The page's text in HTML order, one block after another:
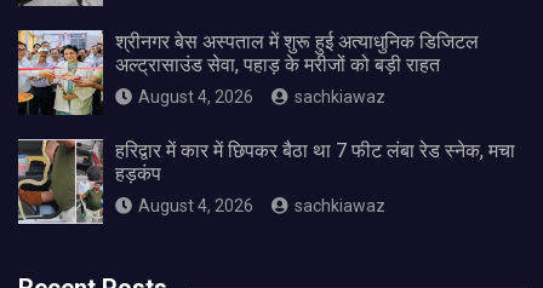
श्रीनगर बेस अस्पताल में शुरू हुई अत्याधुनिक डिजिटल
अल्ट्रासाउंड सेवा, पहाड़ के मरीजों को बड़ी राहत
August 4, 2026 sachkiawaz
हरिद्वार में कार में छिपकर बैठा था 7 फीट लंबा रेड स्नेक, मचा
हड़कंप
August 4, 2026 sachkiawaz